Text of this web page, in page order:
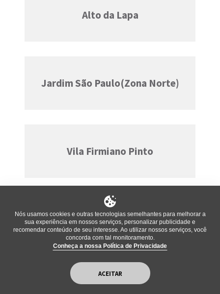
Alto da Lapa
Jardim São Paulo(Zona Norte)
Vila Firmiano Pinto
Vila da Saúde
Vila Gustavo
Nós usamos cookies e outras tecnologias semelhantes para melhorar a
sua experiência em nossos serviços, personalizar publicidade e
recomendar conteúdo de seu interesse. Ao utilizar nossos serviços, você
concorda com tal monitoramento.
Conheça a nossa Política de Privacidade
ACEITAR